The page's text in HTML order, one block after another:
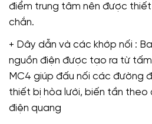
điểm trung tâm nên được
chắn.
+ Dây dẫn và các khớp nối :
nguồn điện được tạo ra từ
MC4 giúp đấu nối các đường
thiết bị hòa lưới, biến tần
điện quang